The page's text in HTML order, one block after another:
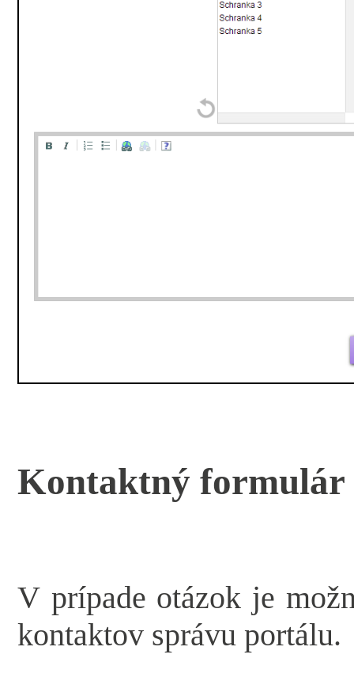
Kontaktný formulár
V prípade otázok je
kontaktov správu portálu.